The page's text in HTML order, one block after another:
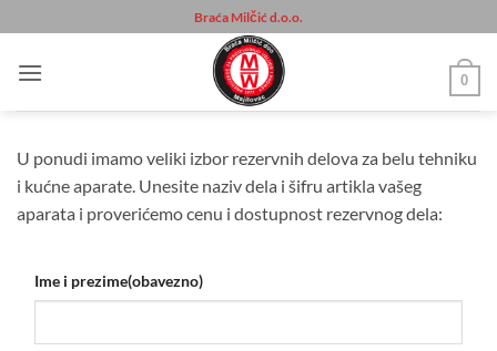
на
садржај
Braća Milčić d.o.o.
0
U ponudi imamo veliki izbor rezervnih delova za belu tehniku
i kućne aparate. Unesite naziv dela i šifru artikla vašeg
aparata i proverićemo cenu i dostupnost rezervnog dela:
Ime i prezime(obavezno)